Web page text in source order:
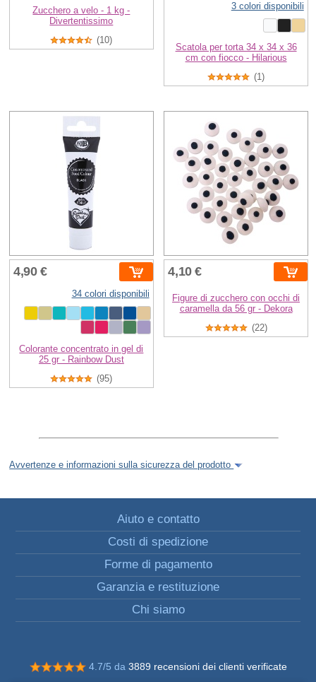
Zucchero a velo - 1 kg -
Divertentissimo
(10)
3 colori disponibili
Scatola per torta 34 x 34 x 36
cm con fiocco - Hilarious
(1)
4,90 €
34 colori disponibili
Colorante concentrato in gel di
25 gr - Rainbow Dust
(95)
4,10 €
Figure di zucchero con occhi di
caramella da 56 gr - Dekora
(22)
Avvertenze e informazioni sulla sicurezza del prodotto
Aiuto e contatto
Costi di spedizione
Forme di pagamento
Garanzia e restituzione
Chi siamo
4.7/5 da 3889 recensioni dei clienti verificate